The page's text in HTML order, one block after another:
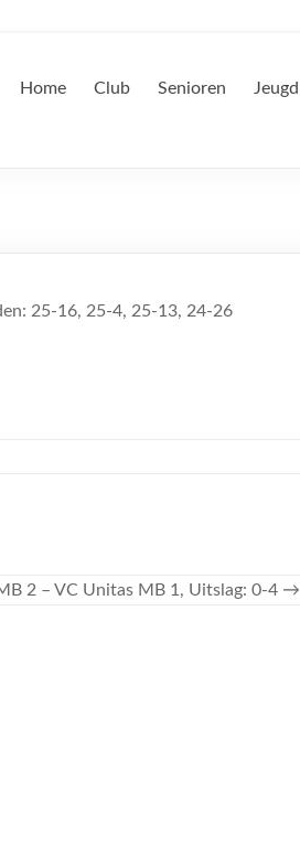
Home Club Senioren Jeugd
25-16, 25-4, 25-13, 24-26
2 – VC Unitas MB 1, Uitslag: 0-4 →